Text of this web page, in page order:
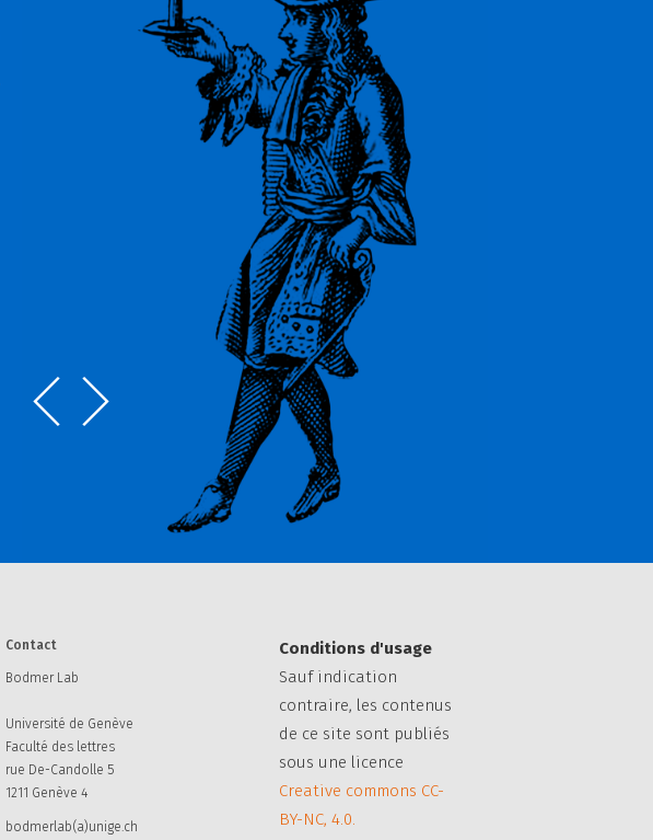
Contact
Bodmer Lab
Université de Genève
Faculté des lettres
rue De-Candolle 5
1211 Genève 4
bodmerlab(a)unige.ch
Conditions d'usage
Sauf indication
contraire, les contenus
de ce site sont publiés
sous une licence
Creative commons CC-
BY-NC, 4.0.